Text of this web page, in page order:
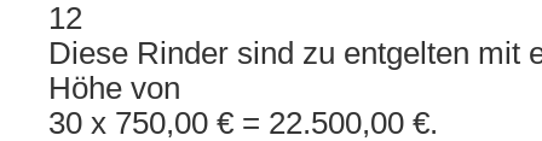
12
Diese Rinder sind zu entgelten mit
Höhe von
30 x 750,00 € = 22.500,00 €.